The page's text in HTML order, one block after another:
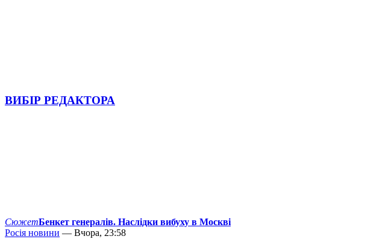
ВИБІР РЕДАКТОРА
СюжетБенкет генералів. Наслідки вибуху в Москві
Росія новини — Вчора, 23:58